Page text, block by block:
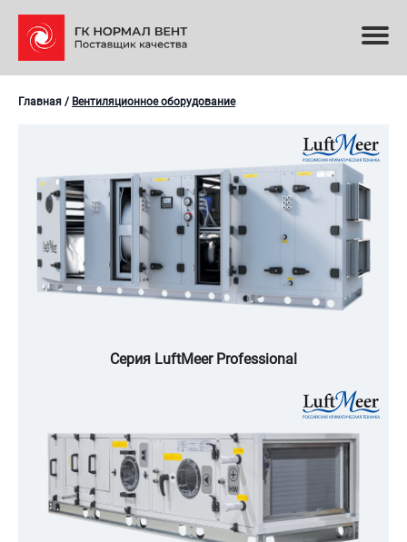
Главная / Вентиляционное оборудование
Серия LuftMeer Professional